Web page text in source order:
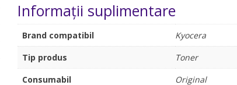
Informații suplimentare
Brand compatibil
Kyocera
Tip produs
Toner
Consumabil
Original